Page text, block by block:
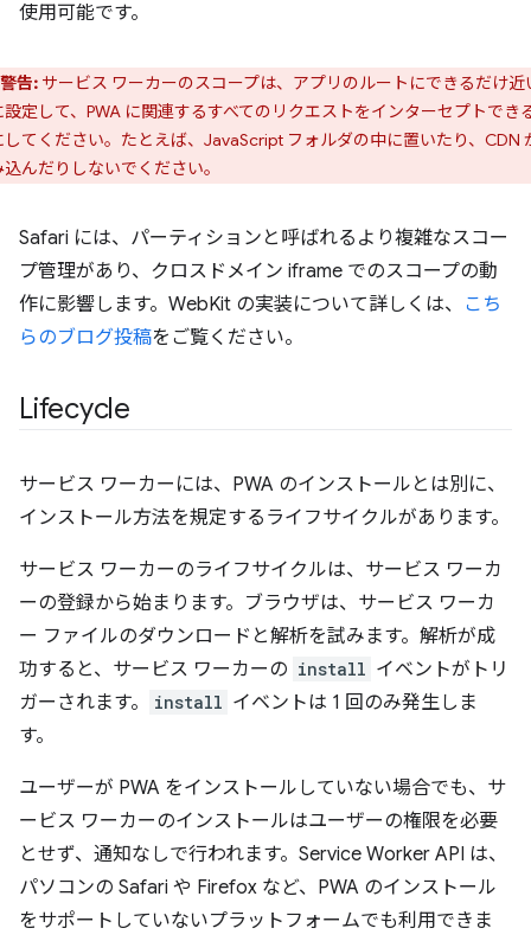
使用可能です。
警告: サービス ワーカーのスコープは、アプリのルートにできるだけ近
設定して、PWA に関連するすべてのリクエストをインターセプトでき
してください。たとえば、JavaScript フォルダの中に置いたり、CDN
んだりしないでください。
Safari には、パーティションと呼ばれるより複雑なスコー
プ管理があり、クロスドメイン iframe でのスコープの動
作に影響します。WebKit の実装について詳しくは、 こち
らのブログ投稿をご覧ください。
Lifecycle
サービス ワーカーには、PWA のインストールとは別に、
インストール方法を規定するライフサイクルがあります。
サービス ワーカーのライフサイクルは、サービス ワーカ
ーの登録から始まります。ブラウザは、サービス ワーカ
ー ファイルのダウンロードと解析を試みます。解析が成
功すると、サービス ワーカーの install イベントがトリ
ガーされます。
install イベントは 1 回のみ発生しま
す。
ユーザーが PWA をインストールしていない場合でも、サ
ービス ワーカーのインストールはユーザーの権限を必要
とせず、通知なしで行われます。Service Worker API は、
パソコンの Safari や Firefox など、PWA のインストール
をサポートしていないプラットフォームでも利用できま